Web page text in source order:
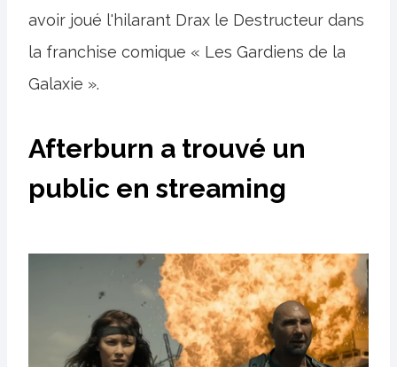
avoir joué l'hilarant Drax le Destructeur dans
la franchise comique « Les Gardiens de la
Galaxie ».
Afterburn a trouvé un
public en streaming